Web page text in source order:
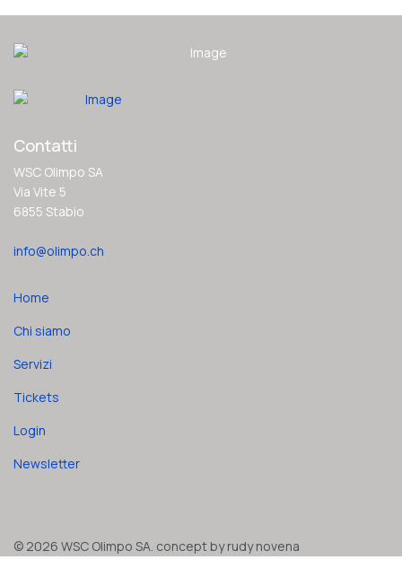
Contatti
WSC Olimpo SA
Via Vite 5
6855 Stabio
info@olimpo.ch
Home
Chi siamo
Servizi
Tickets
Login
Newsletter
© 2026 WSC Olimpo SA. concept by rudy novena